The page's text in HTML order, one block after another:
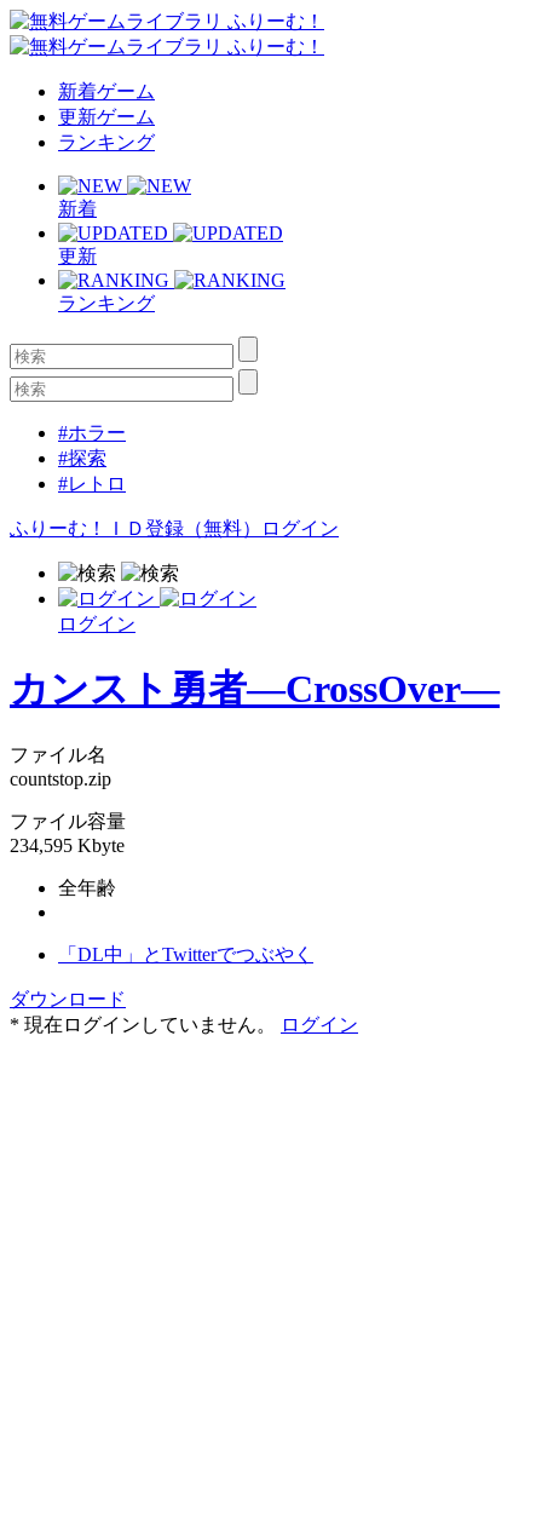
新着ゲーム
更新ゲーム
ランキング
新着
更新
ランキング
#ホラー
#探索
#レトロ
ふりーむ！ＩＤ登録（無料） ログイン
ログイン
カンスト勇者―CrossOver―
ファイル名
countstop.zip
ファイル容量
234,595 Kbyte
全年齢
「DL中」とTwitterでつぶやく
ダウンロード
* 現在ログインしていません。
ログイン